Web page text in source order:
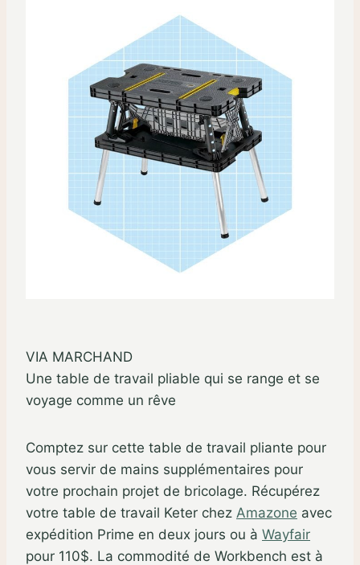
VIA MARCHAND
Une table de travail pliable qui se range et se
voyage comme un rêve
Comptez sur cette table de travail pliante pour
vous servir de mains supplémentaires pour
votre prochain projet de bricolage. Récupérez
votre table de travail Keter chez Amazone avec
expédition Prime en deux jours ou à Wayfair
pour 110$. La commodité de Workbench est à